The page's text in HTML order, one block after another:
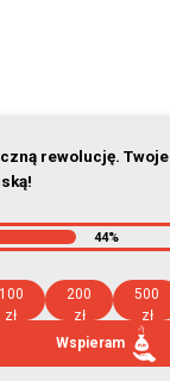
rewolucję.
44%
100
zł
200
zł
500
zł
Wspieram